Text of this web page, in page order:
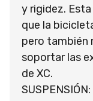
y rigidez.
que la
pero también
soportar las
de XC.